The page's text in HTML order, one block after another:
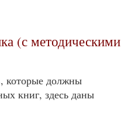
(с методическими
которые должны
книг, здесь даны